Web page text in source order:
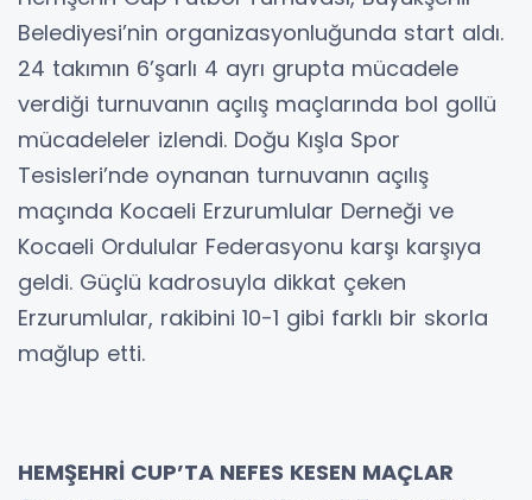
Belediyesi’nin organizasyonluğunda start aldı.
24 takımın 6’şarlı 4 ayrı grupta mücadele
verdiği turnuvanın açılış maçlarında bol gollü
mücadeleler izlendi. Doğu Kışla Spor
Tesisleri’nde oynanan turnuvanın açılış
maçında Kocaeli Erzurumlular Derneği ve
Kocaeli Ordulular Federasyonu karşı karşıya
geldi. Güçlü kadrosuyla dikkat çeken
Erzurumlular, rakibini 10-1 gibi farklı bir skorla
mağlup etti.
HEMŞEHRİ CUP’TA NEFES KESEN MAÇLAR